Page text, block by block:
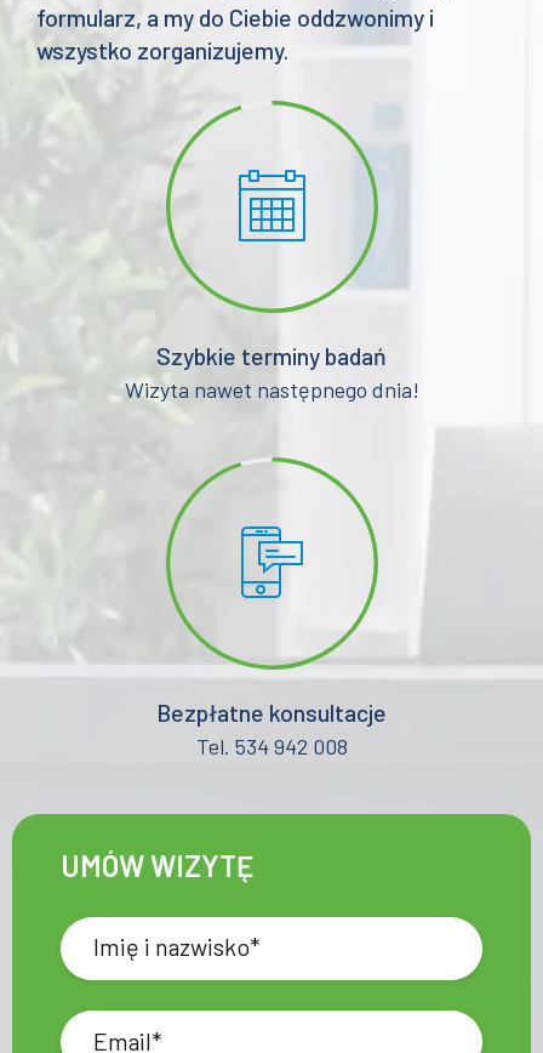
formularz, a my do Ciebie oddzwonimy i
wszystko zorganizujemy.
Szybkie terminy badań
Wizyta nawet następnego dnia!
Bezpłatne konsultacje
Tel. 534 942 008
UMÓW WIZYTĘ